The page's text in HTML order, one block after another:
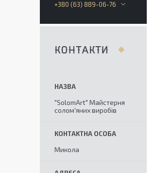
+380 (63) 889-06-76
КОНТАКТИ
"SolomArt" Майстерня
солом'яних виробів
Микола